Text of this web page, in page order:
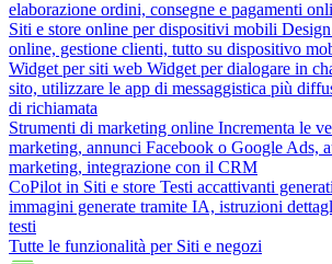
elaborazione ordini, consegne e pagamenti
Siti e store online per dispositivi mobili
online, gestione clienti, tutto su dispositivo
Widget per siti web Widget per dialogare in
sito, utilizzare le app di messaggistica più
di richiamata
Strumenti di marketing online Incrementa le
marketing, annunci Facebook o Google Ads,
marketing, integrazione con il CRM
CoPilot in Siti e store Testi accattivanti
immagini generate tramite IA, istruzioni
testi
Tutte le funzionalità per Siti e negozi